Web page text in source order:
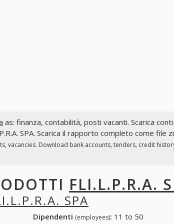
as: finanza, contabilità, posti vacanti. Scarica
SPA. Scarica il rapporto completo come file
vacancies. Download bank accounts, tenders, credit
FLI.L.P.R.A.
SPA
Dipendenti (employees): 11 to 50